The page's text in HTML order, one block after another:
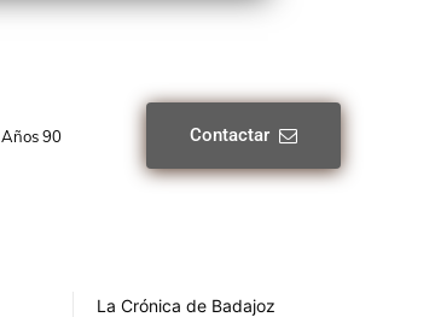
Años 90 Contactar
La Crónica de Badajoz